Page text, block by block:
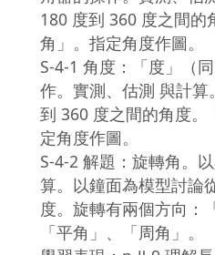
180 度到 360 度之間的
角」。指定角度作圖。
S-4-1 角度：「度」（
作。實測、估測 與計
到 360 度之間的角度。
定角度作圖。
S-4-2 解題：旋轉角。
算。以鐘面為模型討論
度。旋轉有兩個方向：
「平角」、「周角」。